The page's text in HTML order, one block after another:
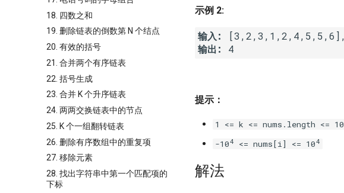
18. 四数之和
19. 删除链表的倒数第 N 个结点
20. 有效的括号
21. 合并两个有序链表
22. 括号生成
23. 合并 K 个升序链表
24. 两两交换链表中的节点
25. K 个一组翻转链表
26. 删除有序数组中的重复项
27. 移除元素
28. 找出字符串中第一个匹配项的
下标
示例 2:
输入:
输出:
4
提示：
1 <= k <= nums.length <= 10
-104 <= nums[i] <= 104
解法